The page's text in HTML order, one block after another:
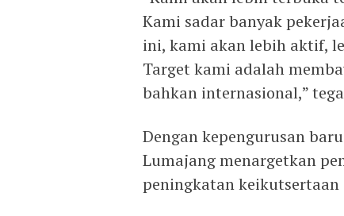
Kami sadar banyak
ini, kami akan lebih aktif,
Target kami adalah
bahkan internasional,”
Dengan kepengurusan
Lumajang menargetkan
peningkatan